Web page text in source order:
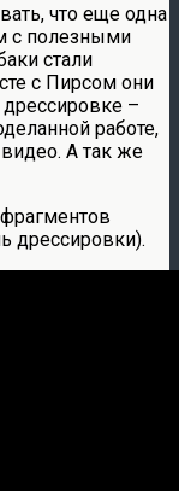
что еще одна
с полезными
стали
с Пирсом они
–
работе,
А так же
дрессировки).